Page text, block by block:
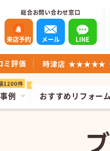
総合お問い合わせ窓口
来店予約 メール LINE
例 おすすめリフォー
ミ評価 時津店 ★★★★★